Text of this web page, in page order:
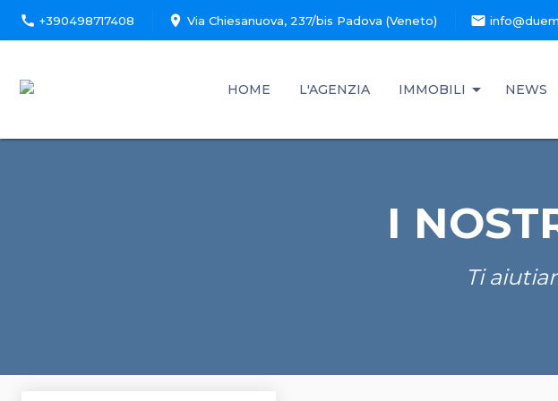
call +390498717408 location_on Via Chiesanuova, 237/bis Padova (Veneto) mail
HOME L'AGENZIA IMMOBILI NEWS
I
Ti